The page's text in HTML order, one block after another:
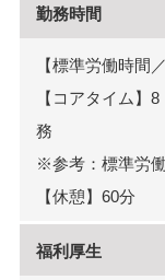
勤務時間
【標準労働時間
【コアタイム】
務
※参考：標準労
【休憩】60分
福利厚生